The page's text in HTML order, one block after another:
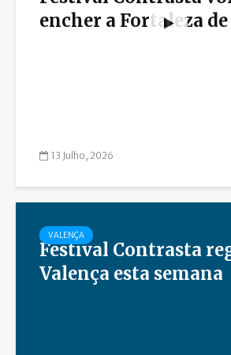
encher a Fortaleza
13 Julho, 2026
VALENÇA
Festival Contrasta
Valença esta semana